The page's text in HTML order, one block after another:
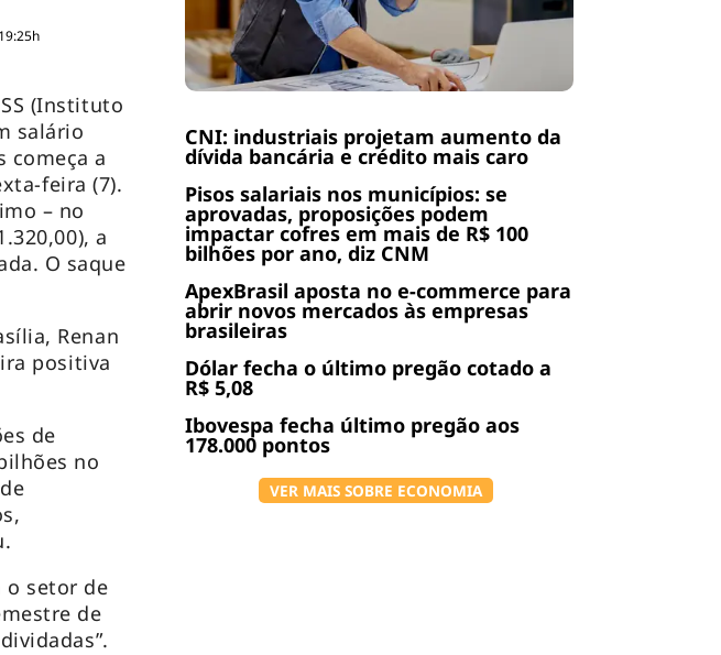
CNI: industriais projetam aumento da
dívida bancária e crédito mais caro
Pisos salariais nos municípios: se
aprovadas, proposições podem
impactar cofres em mais de R$ 100
bilhões por ano, diz CNM
ApexBrasil aposta no e-commerce para
abrir novos mercados às empresas
brasileiras
Dólar fecha o último pregão cotado a
R$ 5,08
Ibovespa fecha último pregão aos
178.000 pontos
VER MAIS SOBRE ECONOMIA
(Instituto
salário
começa a
feira (7).
– no
a
O saque
Renan
positiva
de
no
o setor de
de